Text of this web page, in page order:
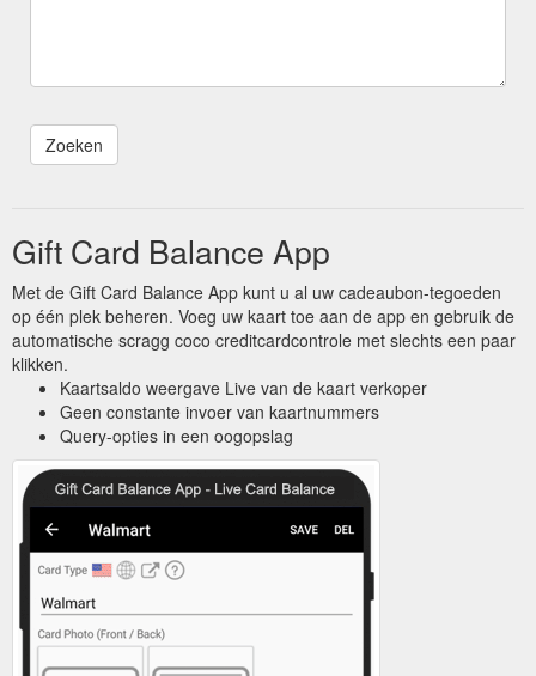
Gift Card Balance App
Met de Gift Card Balance App kunt u al uw cadeaubon-tegoeden
op één plek beheren. Voeg uw kaart toe aan de app en gebruik de
automatische scragg coco creditcardcontrole met slechts een paar
klikken.
Kaartsaldo weergave Live van de kaart verkoper
Geen constante invoer van kaartnummers
Query-opties in een oogopslag